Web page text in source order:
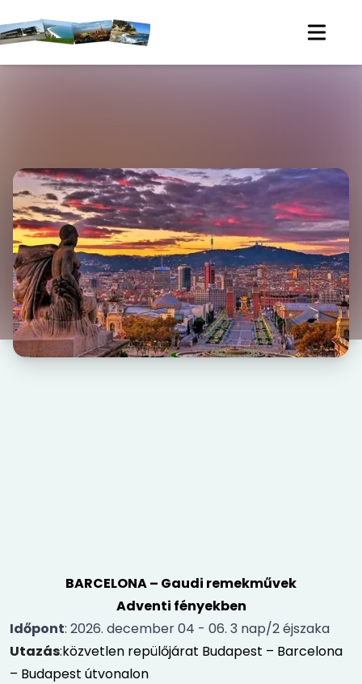
BARCELONA – Gaudi remekművek
Adventi fényekben
Időpont: 2026. december 04 - 06. 3 nap/2 éjszaka
Utazás:közvetlen repülőjárat Budapest – Barcelona
– Budapest útvonalon